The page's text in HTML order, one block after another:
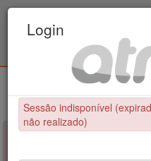
Civil / UPE
NÃO FOI POSSÍVEL
Login
Sessão indisponível
não realizado)